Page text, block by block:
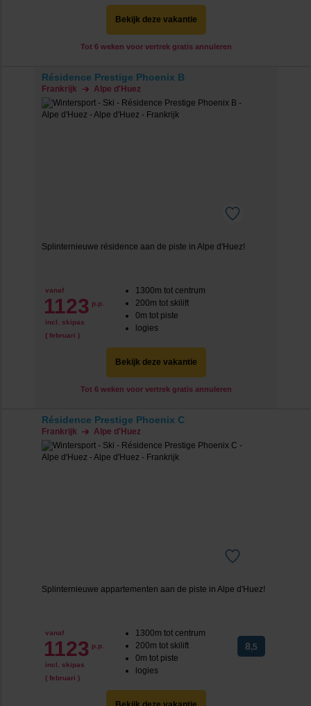
Bekijk deze vakantie
Tot 6 weken voor vertrek gratis annuleren
Résidence Prestige Phoenix B
Frankrijk Alpe d'Huez
Splinternieuwe résidence aan de piste in Alpe d'Huez!
vanaf
1123 p.p.
incl. skipas
( februari )
1300m tot centrum
200m tot skilift
0m tot piste
logies
Bekijk deze vakantie
Tot 6 weken voor vertrek gratis annuleren
Résidence Prestige Phoenix C
Frankrijk Alpe d'Huez
Splinternieuwe appartementen aan de piste in Alpe d'Huez!
vanaf
1123 p.p.
incl. skipas
( februari )
1300m tot centrum
200m tot skilift
0m tot piste
logies
8,5